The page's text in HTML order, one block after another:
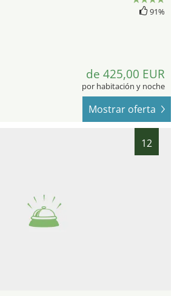
91%
de 425,00 EUR
por habitación y noche
Mostrar oferta
12